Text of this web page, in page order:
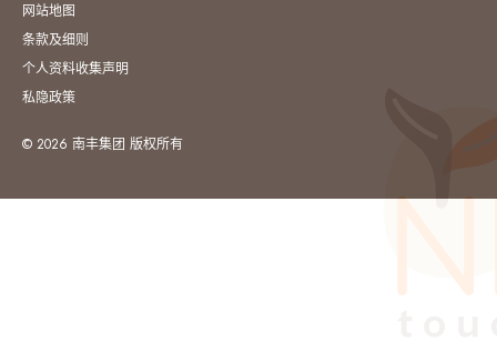
网站地图
条款及细则
个人资料收集声明
私隐政策
© 2026 南丰集团 版权所有